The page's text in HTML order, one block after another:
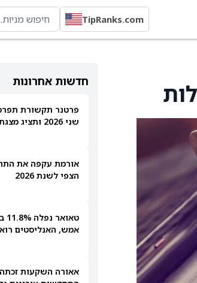
TipRanks.com
חדשות אחרונות
פרטנר תקשורת
שני 2026 ותציג מצגת
אורמת עקפה את
הצפי לשנת 2026
אמש,
אאורה השקעות